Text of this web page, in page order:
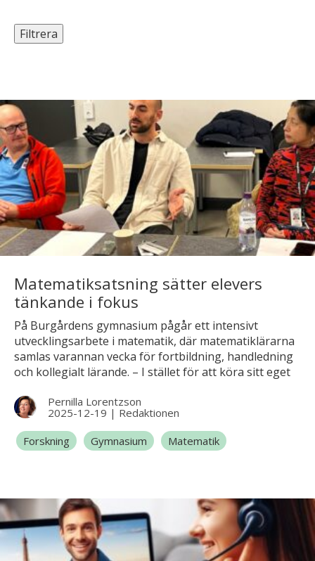
Filtrera
Matematiksatsning sätter elevers
tänkande i fokus
På Burgårdens gymnasium pågår ett intensivt
utvecklingsarbete i matematik, där matematiklärarna
samlas varannan vecka för fortbildning, handledning
och kollegialt lärande. – I stället för att köra sitt eget
inkluderande och hur vi kan veta att eleverna förstår
innehållet. De ämnesdidaktiska diskussionerna är
väldigt givande, säger Adam Rosenhöjd, lärare i
matematik och naturkunskap.
Pernilla Lorentzson
2025-12-19 | Redaktionen
Forskning
Gymnasium Matematik